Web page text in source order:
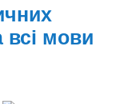
всі мови